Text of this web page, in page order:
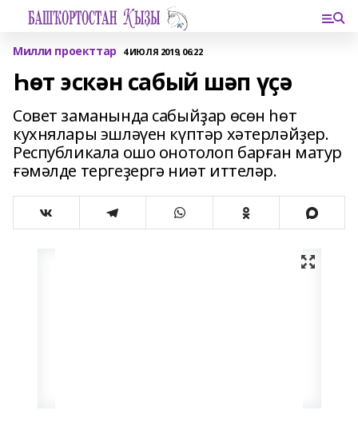
Милли проекттар 4 ИЮЛЯ 2019, 06:22
Һөт эскән сабый шәп үҫә
Совет заманында сабыйҙар өсөн һөт
кухнялары эшләүен күптәр хәтерләйҙер.
Республикала ошо онотолоп барған матур
ғәмәлде тергеҙергә ниәт иттеләр.